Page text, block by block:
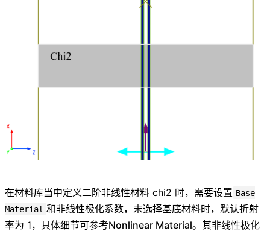
在材料库当中定义二阶非线性材料 chi2 时，需要设置 Base
Material 和非线性极化系数，未选择基底材料时，默认折射
率为 1，具体细节可参考Nonlinear Material。其非线性极化